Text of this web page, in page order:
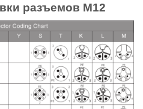
разъемов M12